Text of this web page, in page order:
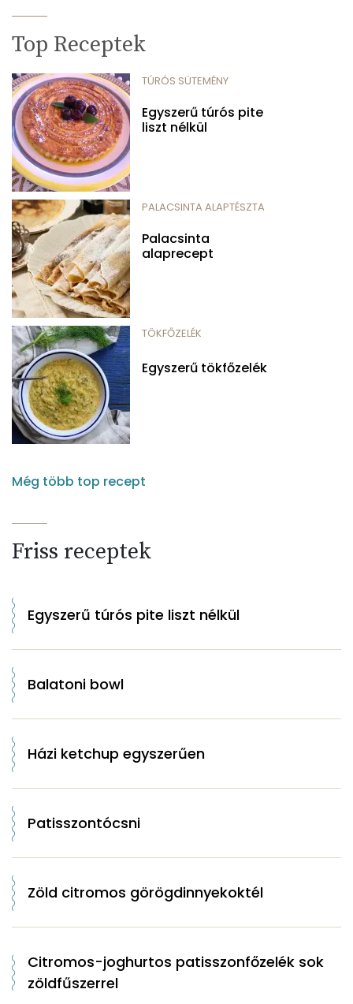
Top Receptek
TÚRÓS SÜTEMÉNY
Egyszerű túrós pite
liszt nélkül
PALACSINTA ALAPTÉSZTA
Palacsinta
alaprecept
TÖKFŐZELÉK
Egyszerű tökfőzelék
Még több top recept
Friss receptek
Egyszerű túrós pite liszt nélkül
Balatoni bowl
Házi ketchup egyszerűen
Patisszontócsni
Zöld citromos görögdinnyekoktél
Citromos-joghurtos patisszonfőzelék sok
zöldfűszerrel